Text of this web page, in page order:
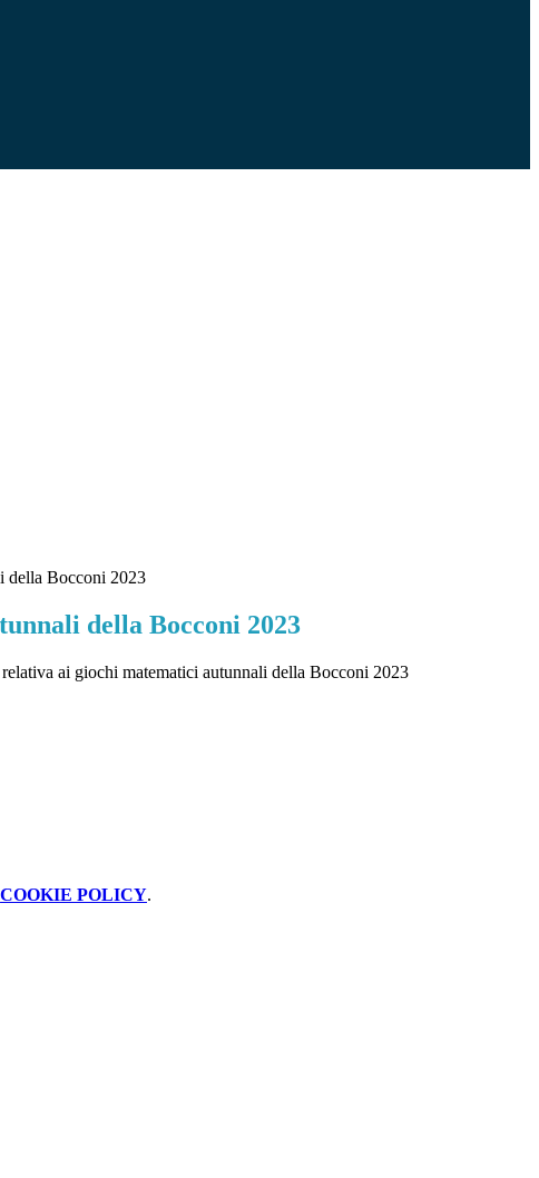
della Bocconi 2023
della Bocconi 2023
ai giochi matematici autunnali della Bocconi 2023
COOKIE POLICY.